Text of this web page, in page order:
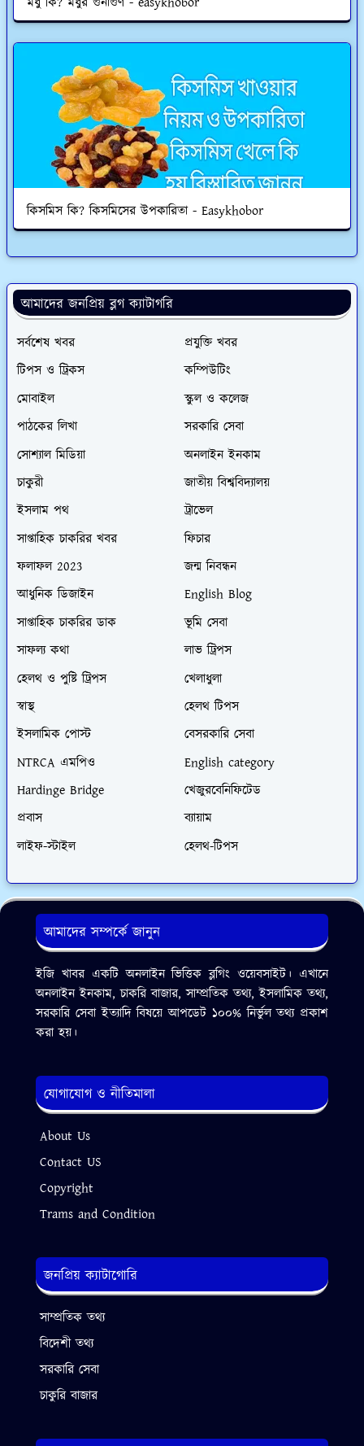
কিসমিস কি? কিসমিসের উপকারিতা - Easykhobor
আমাদের জনপ্রিয় ব্লগ ক্যাটাগরি
সর্বশেষ খবর
প্রযুক্তি খবর
টিপস ও ট্রিকস
কম্পিউটিং
মোবাইল
স্কুল ও কলেজ
পাঠকের লিখা
সরকারি সেবা
সোশ্যাল মিডিয়া
অনলাইন ইনকাম
চাকুরী
জাতীয় বিশ্ববিদ্যালয়
ইসলাম পথ
ট্রাভেল
সাপ্তাহিক চাকরির খবর
ফিচার
ফলাফল 2023
জন্ম নিবন্ধন
আধুনিক ডিজাইন
English Blog
সাপ্তাহিক চাকরির ডাক
ভূমি সেবা
সাফল্য কথা
লাভ ট্রিপস
হেলথ ও পুষ্টি ট্রিপস
খেলাধুলা
স্বাস্থ
হেলথ টিপস
ইসলামিক পোস্ট
বেসরকারি সেবা
NTRCA এমপিও
English category
Hardinge Bridge
খেজুরবেনিফিটেড
প্রবাস
ব্যায়াম
লাইফ-স্টাইল
হেলথ-টিপস
আমাদের সম্পর্কে জানুন
ইজি খাবর একটি অনলাইন ভিত্তিক ব্লগিং ওয়েবসাইট। এখানে
অনলাইন ইনকাম, চাকরি বাজার, সাম্প্রতিক তথ্য, ইসলামিক তথ্য,
সরকারি সেবা ইত্যাদি বিষয়ে আপডেট ১০০% নির্ভুল তথ্য প্রকাশ
করা হয়।
যোগাযোগ ও নীতিমালা
About Us
Contact US
Copyright
Trams and Condition
জনপ্রিয় ক্যাটাগোরি
সাম্প্রতিক তথ্য
বিদেশী তথ্য
সরকারি সেবা
চাকুরি বাজার